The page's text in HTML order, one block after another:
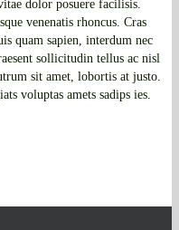
dolor posuere facilisis.
venenatis rhoncus. Cras
quam sapien, interdum nec
sollicitudin tellus ac nisl
sit amet, lobortis at justo.
voluptas amets sadips ies.